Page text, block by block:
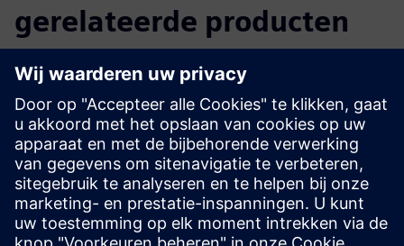
gerelateerde producten
Aanvullende informatie en bronnen
Ondersteuning van CLEVR voor Mendix en Siemens
Neem contact op met de klantenservice van CLEVR
Vereisten